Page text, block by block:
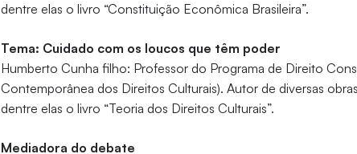
dentre elas o livro “Constituição Econômica Brasileira”.
Tema: Cuidado com os loucos que têm poder
Humberto Cunha filho: Professor do Programa de Direito
Contemporânea dos Direitos Culturais). Autor de diversas
dentre elas o livro “Teoria dos Direitos Culturais”.
Mediadora do debate